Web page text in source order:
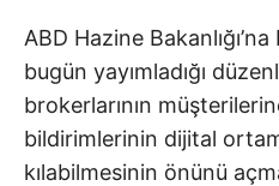
ABD Hazine
bugün yayımladığı
brokerlarının
bildirimlerinin dijital
kılabilmesinin önünü